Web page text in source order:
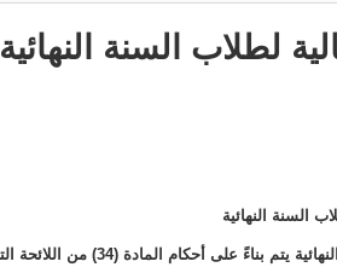
لطلاب السنة النهائية
السنة النهائية
المادة (34) من اللائحة التنفيذية لقانون البعثات